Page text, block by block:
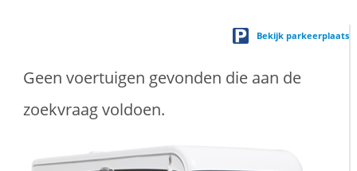
Bekijk parkeerplaats
Geen voertuigen gevonden die aan de
zoekvraag voldoen.